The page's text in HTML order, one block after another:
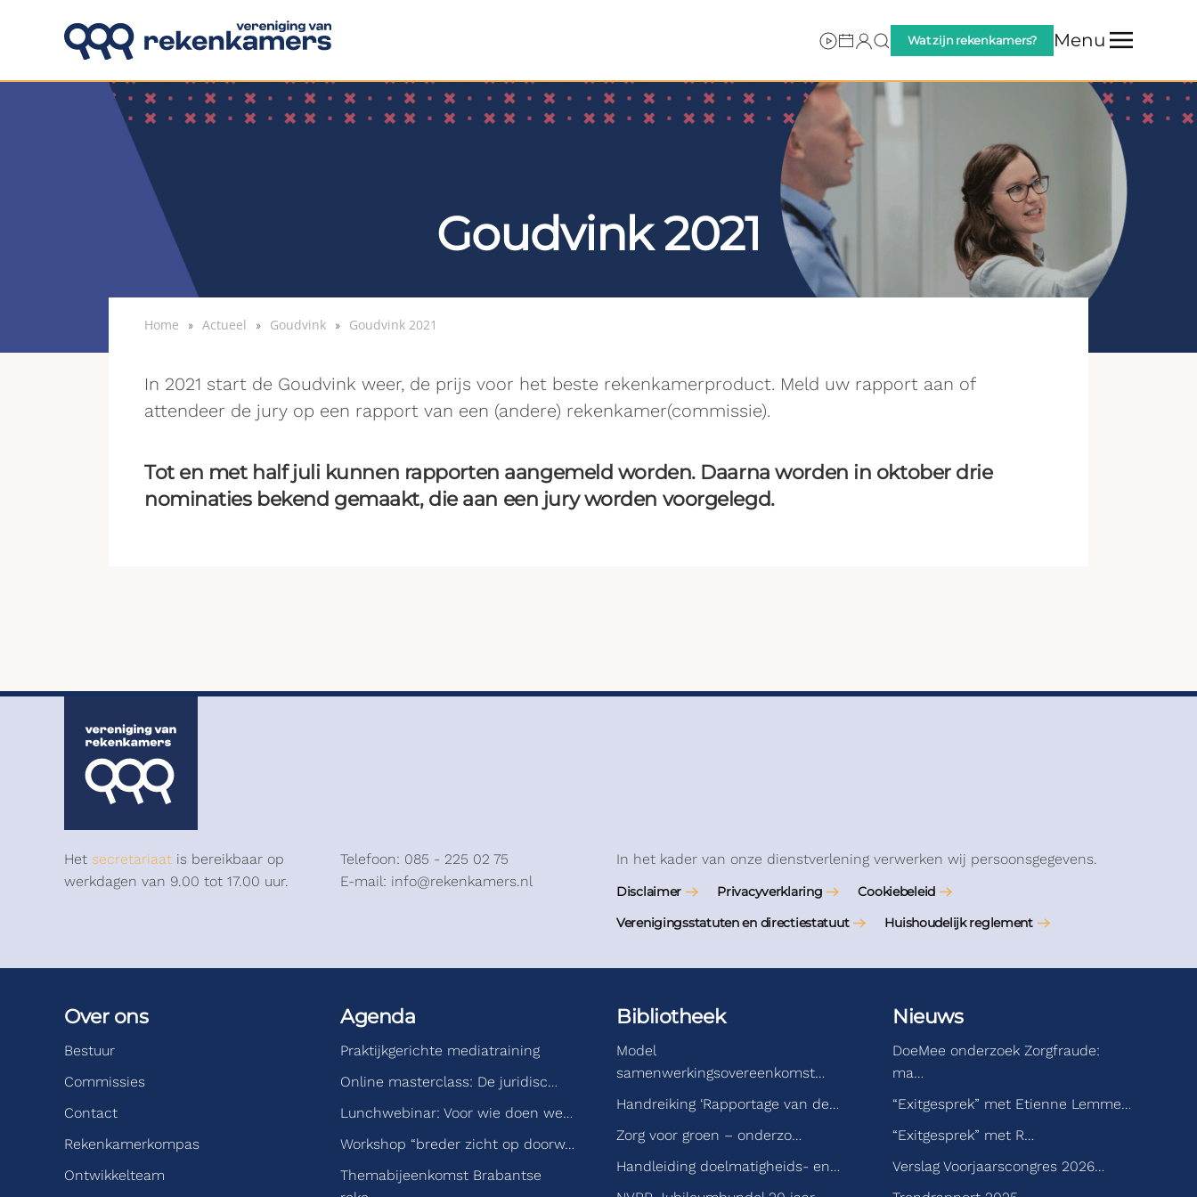
Overslaan en naar de inhoud gaan
Wat zijn rekenkamers? Menu
Goudvink 2021
Home Actueel Goudvink Goudvink 2021
In 2021 start de Goudvink weer, de prijs voor het beste rekenkamerproduct. Meld uw rapport aan of
attendeer de jury op een rapport van een (andere) rekenkamer(commissie).
Tot en met half juli kunnen rapporten aangemeld worden. Daarna worden in oktober drie
nominaties bekend gemaakt, die aan een jury worden voorgelegd.
Het secretariaat is bereikbaar op
werkdagen van 9.00 tot 17.00 uur.
Telefoon: 085 - 225 02 75
E-mail: info@rekenkamers.nl
In het kader van onze dienstverlening verwerken wij persoonsgegevens.
Disclaimer Privacyverklaring
Cookiebeleid
Verenigingsstatuten en directiestatuut
Huishoudelijk reglement
Over ons
Bestuur
Commissies
Contact
Rekenkamerkompas
Ontwikkelteam
Agenda
Praktijkgerichte mediatraining
Online masterclass: De juridisc…
Lunchwebinar: Voor wie doen we…
Workshop “breder zicht op doorw…
Themabijeenkomst Brabantse
Bibliotheek
Model
samenwerkingsovereenkomst…
Handreiking ‘Rapportage van de…
Zorg voor groen – onderzo…
Handleiding doelmatigheids- en…
Nieuws
DoeMee onderzoek Zorgfraude:
ma…
“Exitgesprek” met Etienne Lemme…
“Exitgesprek” met R…
Verslag Voorjaarscongres 2026…